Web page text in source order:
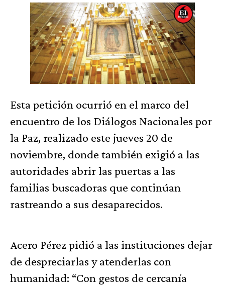
Esta petición ocurrió en el marco del
encuentro de los Diálogos Nacionales por
la Paz, realizado este jueves 20 de
noviembre, donde también exigió a las
autoridades abrir las puertas a las
familias buscadoras que continúan
rastreando a sus desaparecidos.
Acero Pérez pidió a las instituciones dejar
de despreciarlas y atenderlas con
humanidad: “Con gestos de cercanía